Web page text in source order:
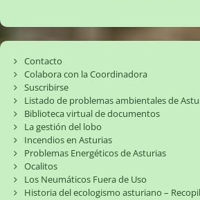
Contacto
Colabora con la Coordinadora
Suscribirse
Listado de problemas ambientales de
Biblioteca virtual de documentos
La gestión del lobo
Incendios en Asturias
Problemas Energéticos de Asturias
Ocalitos
Los Neumáticos Fuera de Uso
Historia del ecologismo asturiano –